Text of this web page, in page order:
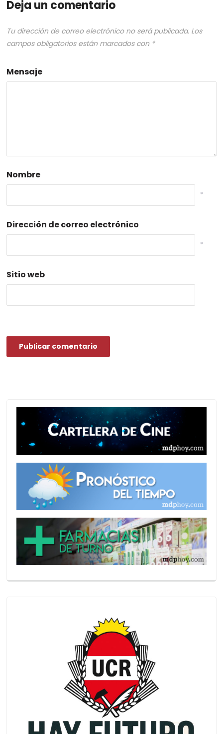
Deja un comentario
Tu dirección de correo electrónico no será publicada. Los
campos obligatorios están marcados con *
Mensaje
Nombre
*
Dirección de correo electrónico
*
Sitio web